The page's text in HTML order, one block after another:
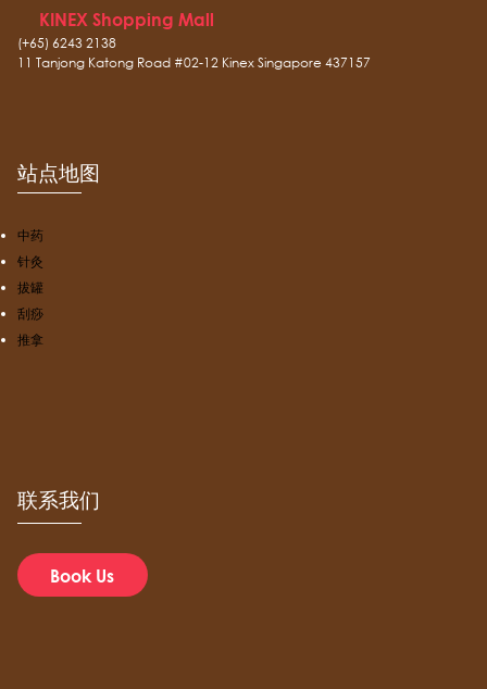
KINEX Shopping Mall
(+65) 6243 2138
11 Tanjong Katong Road #02-12 Kinex Singapore 437157
站点地图
中药
针灸
拔罐
刮痧
推拿
联系我们
Book Us